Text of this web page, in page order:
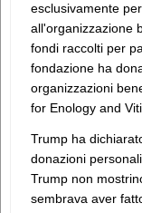
esclusivamente
all'organizzazione
fondi raccolti per
fondazione ha
organizzazioni
for Enology and
Trump ha
donazioni
Trump non
sembrava aver